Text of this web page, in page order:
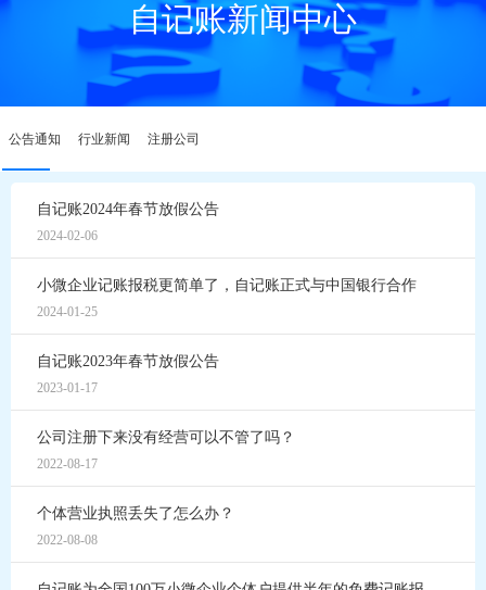
自记账新闻中心
公告通知 行业新闻 注册公司
自记账2024年春节放假公告
2024-02-06
小微企业记账报税更简单了，自记账正式与中国银行合作
2024-01-25
自记账2023年春节放假公告
2023-01-17
公司注册下来没有经营可以不管了吗？
2022-08-17
个体营业执照丢失了怎么办？
2022-08-08